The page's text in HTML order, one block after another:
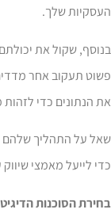
שלך.
שקול את
תעקוב אחר מדדים
הנתונים כדי לזהות
על התהליך שלהם
לייעל מאמצי שיווק
הסוכנות